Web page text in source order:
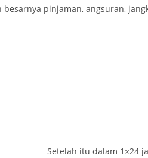
besarnya pinjaman, angsuran,
Setelah itu dalam 1×24